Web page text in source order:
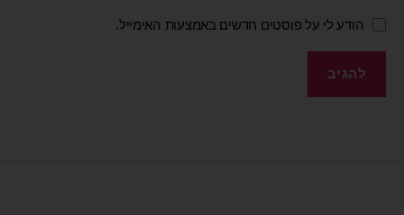
הודע לי על פוסטים חדשים באמצעות האימייל.